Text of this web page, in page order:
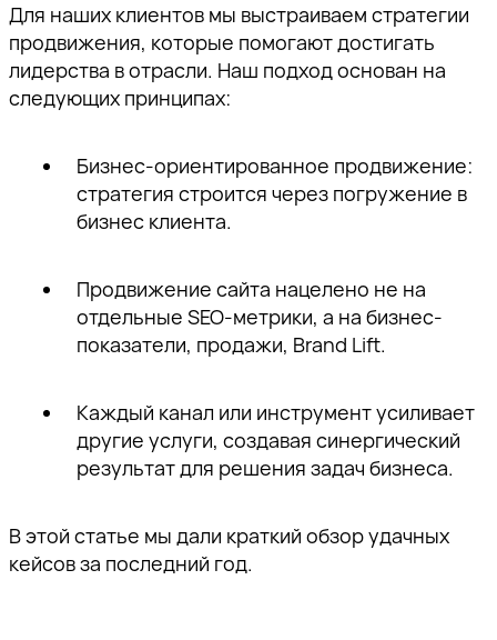
Для наших клиентов мы выстраиваем стратегии
продвижения, которые помогают достигать
лидерства в отрасли. Наш подход основан на
следующих принципах:
Бизнес-ориентированное продвижение:
стратегия строится через погружение в
бизнес клиента.
Продвижение сайта нацелено не на
отдельные SEO-метрики, а на бизнес-
показатели, продажи, Brand Lift.
Каждый канал или инструмент усиливает
другие услуги, создавая синергический
результат для решения задач бизнеса.
В этой статье мы дали краткий обзор удачных
кейсов за последний год.